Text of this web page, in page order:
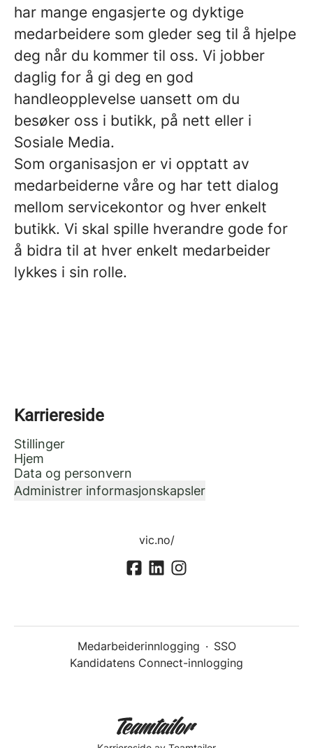
har mange engasjerte og dyktige
medarbeidere som gleder seg til å hjelpe
deg når du kommer til oss. Vi jobber
daglig for å gi deg en god
handleopplevelse uansett om du
besøker oss i butikk, på nett eller i
Sosiale Media.
Som organisasjon er vi opptatt av
medarbeiderne våre og har tett dialog
mellom servicekontor og hver enkelt
butikk. Vi skal spille hverandre gode for
å bidra til at hver enkelt medarbeider
lykkes i sin rolle.
Karriereside
Stillinger
Hjem
Data og personvern
Administrer informasjonskapsler
vic.no/
Medarbeiderinnlogging · SSO
Kandidatens Connect-innlogging